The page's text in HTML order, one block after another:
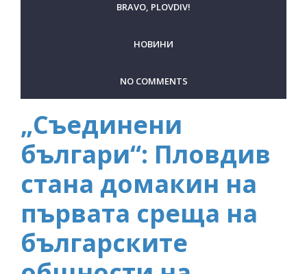
BRAVO, PLOVDIV!
НОВИНИ
NO COMMENTS
„Съединени
българи“: Пловдив
стана домакин на
първата среща на
българските